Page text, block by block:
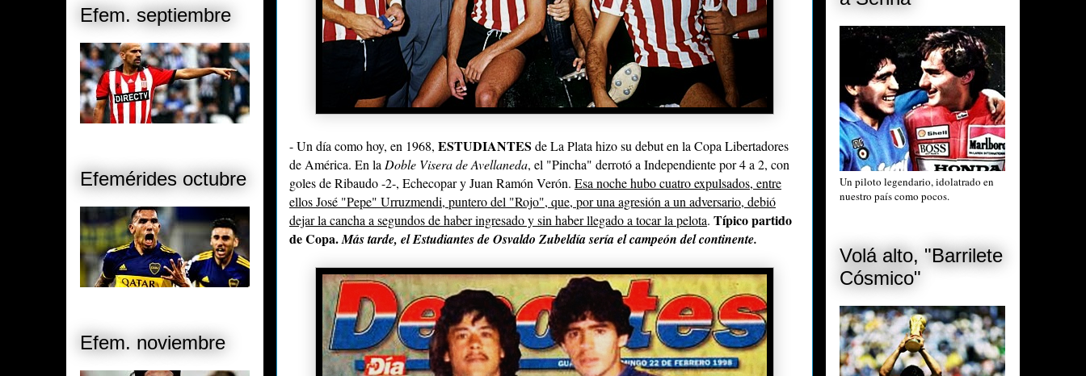
- Un día como hoy, en 1968, ESTUDIANTES de La Plata hizo su debut en la Copa Libertadores
de América. En la Doble Visera de Avellaneda, el "Pincha" derrotó a Independiente por 4 a 2, con
goles de Ribaudo -2-, Echecopar y Juan Ramón Verón. Esa noche hubo cuatro expulsados, entre
ellos José "Pepe" Urruzmendi, puntero del "Rojo", que, por una agresión a un adversario, debió
dejar la cancha a segundos de haber ingresado y sin haber llegado a tocar la pelota. Típico partido
de Copa.Más tarde, el Estudiantes de Osvaldo Zubeldía sería el campeón del continente.
Efem. septiembre
Efemérides octubre
Efem. noviembre
Un piloto legendario, idolatrado en
nuestro país como pocos.
Volá alto, "Barrilete
Cósmico"